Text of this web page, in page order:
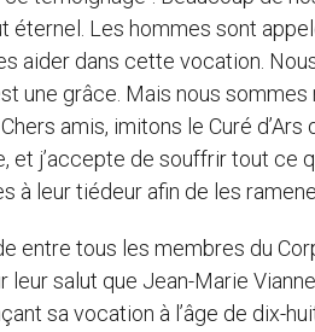
Les hommes sont
aider dans cette vocation.
une grâce. Mais nous
amis, imitons le Curé
et j’accepte de souffrir tout ce
à leur tiédeur afin de les
entre tous les membres du
leur salut que Jean-Marie
sa vocation à l’âge de dix-